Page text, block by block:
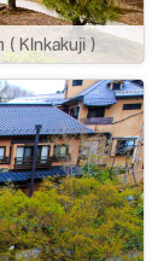
( KInkakuji )